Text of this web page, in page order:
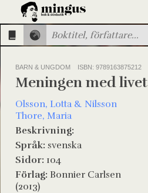
BARN & UNGDOM ISBN: 9789163875212
Meningen med livet
Olsson, Lotta & Nilsson
Thore, Maria
Beskrivning:
Språk: svenska
Sidor: 104
Förlag: Bonnier Carlsen
(2013)